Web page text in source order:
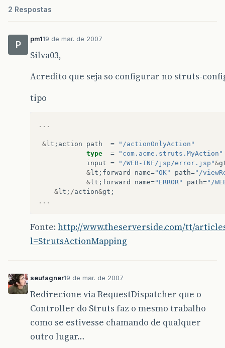
2 Respostas
P
pm119 de mar. de 2007
Silva03,
Acredito que seja so configurar no struts-
tipo
...
& lt ; action path =
"/actionOnlyAction"
type
=
"com.acme.struts.MyAction"
input = "/WEB-INF/jsp/error.jsp"&
& lt ; forward name="OK" path="/
& lt ; forward name="ERROR" path="/
& lt ; /action&gt ;
...
Fonte: http://www.theserverside.com/tt/
l=StrutsActionMapping
seufagner19 de mar. de 2007
Redirecione via RequestDispatcher que o
Controller do Struts faz o mesmo trabalho
como se estivesse chamando de qualquer
outro lugar…